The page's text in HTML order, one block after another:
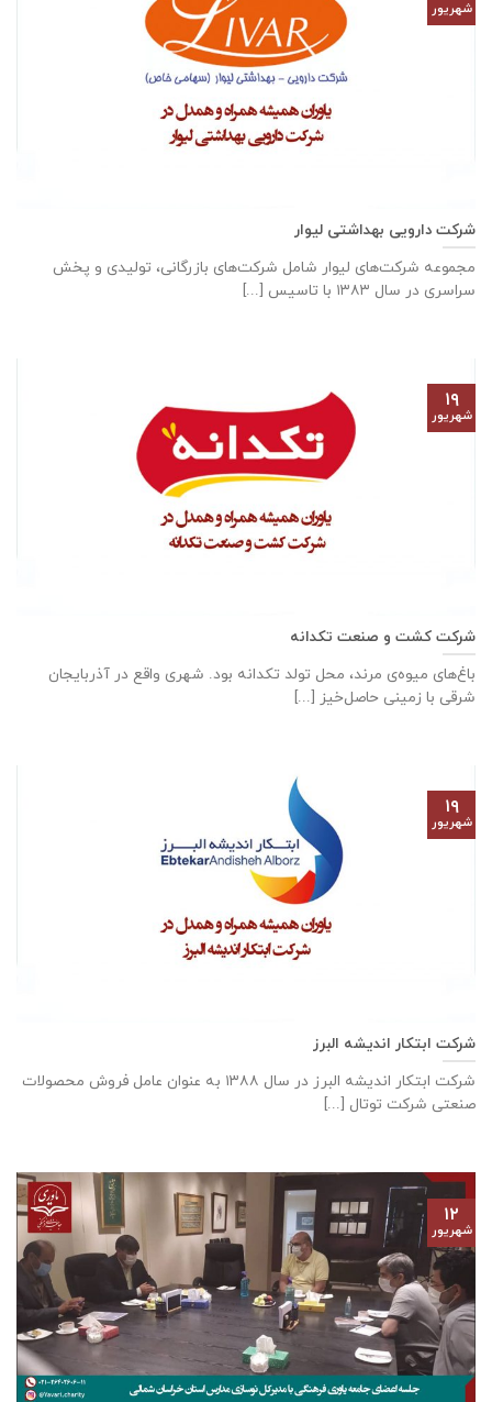
شرکت دارویی بهداشتی لیوار
مجموعه شرکت‌های لیوار شامل شرکت‌های بازرگانی، تولیدی و پخش
سراسری در سال ۱۳۸۳ با تاسیس [...]
شهریور
شرکت کشت و صنعت تکدانه
باغ‌های میوه‌ی مرند، محل تولد تکدانه بود. شهری واقع در آذربایجان
شرقی با زمینی حاصل‌خیز [...]
۱۹
شهریور
شرکت ابتکار اندیشه البرز
شركت ابتكار اندیشه البرز در سال ١٣٨٨ به عنوان عامل فروش محصولات
صنعتی شركت توتال [...]
۱۹
شهریور
۱۲
شهریور